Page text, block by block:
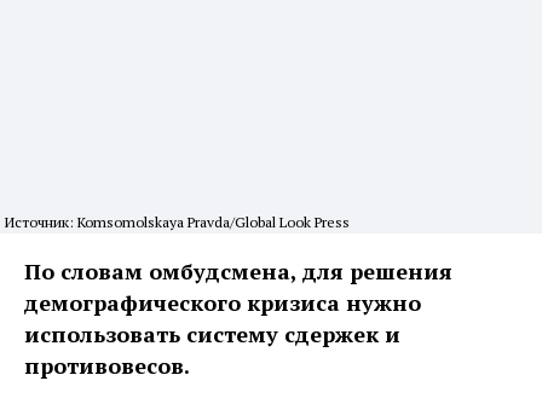
Источник: Komsomolskaya Pravda/Global Look Press
По словам омбудсмена, для решения
демографического кризиса нужно
использовать систему сдержек и
противовесов.